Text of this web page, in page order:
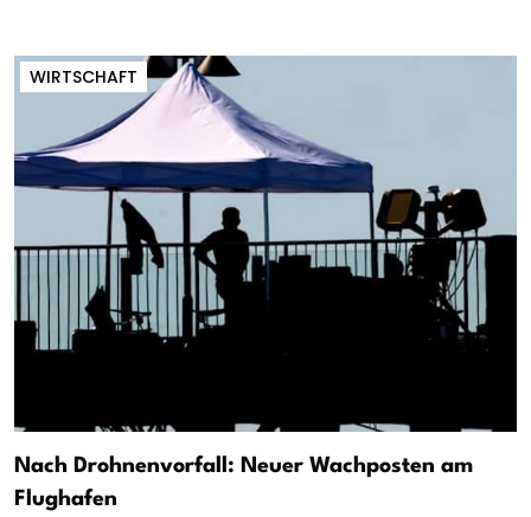
WIRTSCHAFT
Nach Drohnenvorfall: Neuer Wachposten am
Flughafen